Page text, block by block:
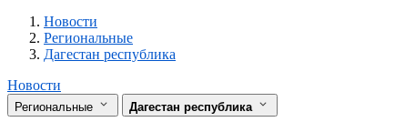
Новости
Разделы
Новости
Региональные
Дагестан республика
Новости
Региональные Дагестан республика